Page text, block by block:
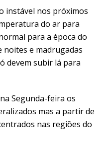
instável nos próximos
do ar para
para a época do
noites e madrugadas
devem subir lá para
Segunda-feira os
mas a partir de
nas regiões do